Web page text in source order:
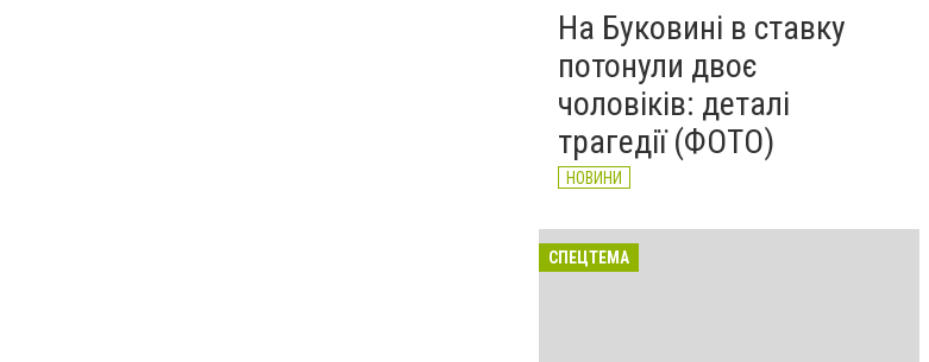
На Буковині в ставку
потонули двоє
чоловіків: деталі
трагедії (ФОТО)
НОВИНИ
СПЕЦТЕМА